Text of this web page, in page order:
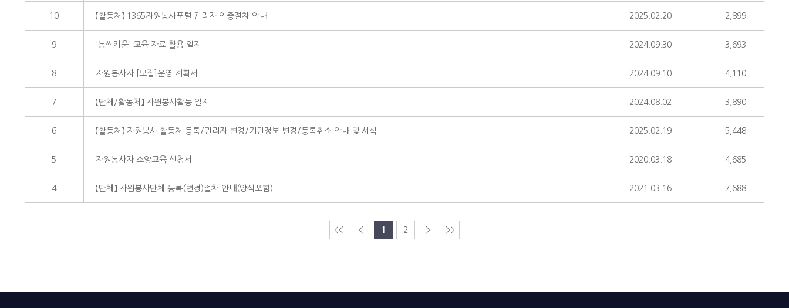
10 【활동처】 1365자원봉사포털 관리자 인증절차 안내 2025.02.20 2,899
9 '봉싹키움' 교육 자료 활용 일지 2024.09.30 3,693
8 자원봉사자 [모집]운영 계획서 2024.09.10 4,110
7 【단체/활동처】 자원봉사활동 일지 2024.08.02 3,890
6 【활동처】 자원봉사 활동처 등록/관리자 변경/기관정보 변경/등록취소 안내 및 서식 2025.02.19 5,448
5 자원봉사자 소양교육 신청서 2020.03.18 4,685
4 【단체】 자원봉사단체 등록(변경)절차 안내(양식포함) 2021.03.16 7,688
<< < 1 2 > >>